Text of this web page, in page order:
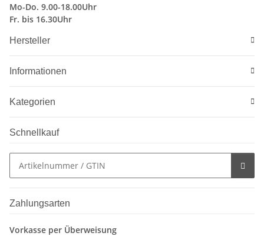
Mo-Do. 9.00-18.00Uhr
Fr. bis 16.30Uhr
Hersteller
Informationen
Kategorien
Schnellkauf
Zahlungsarten
Vorkasse per Überweisung